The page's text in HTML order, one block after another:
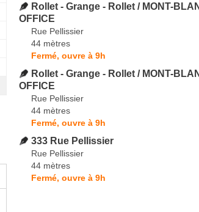
Rollet - Grange - Rollet / MONT-
OFFICE
Rue Pellissier
44 mètres
Fermé, ouvre à 9h
Rollet - Grange - Rollet / MONT-
OFFICE
Rue Pellissier
44 mètres
Fermé, ouvre à 9h
333 Rue Pellissier
Rue Pellissier
44 mètres
Fermé, ouvre à 9h